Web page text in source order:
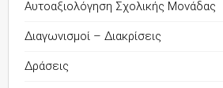
Αυτοαξιολόγηση Σχολικής Μονάδας
Διαγωνισμοί – Διακρίσεις
Δράσεις